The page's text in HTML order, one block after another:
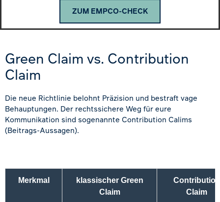
ZUM EMPCO-CHECK
Green Claim vs. Contribution
Claim
Die neue Richtlinie belohnt Präzision und bestraft vage
Behauptungen. Der rechtssichere Weg für eure
Kommunikation sind sogenannte Contribution Calims
(Beitrags-Aussagen).
Merkmal
klassischer Green
Claim
Contribution
Claim